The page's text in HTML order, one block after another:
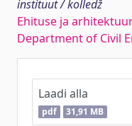
instituut / kolledž
Ehituse ja
Department of Civil
Laadi alla
pdf 31,91 MB